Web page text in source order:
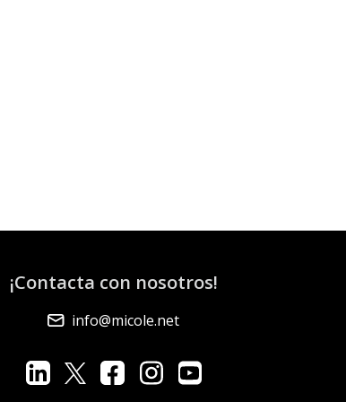
¡Contacta con nosotros!
info@micole.net